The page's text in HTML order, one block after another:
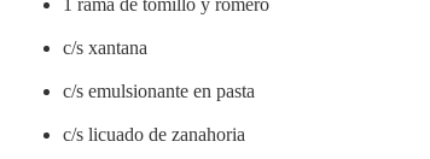
c/s xantana
c/s emulsionante en pasta
c/s licuado de zanahoria